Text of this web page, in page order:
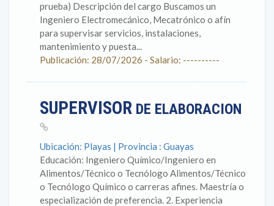
prueba) Descripción del cargo Buscamos un
Ingeniero Electromecánico, Mecatrónico o afín
para supervisar servicios, instalaciones,
mantenimiento y puesta...
Publicación: 28/07/2026 - Salario: ----------
SUPERVISOR DE ELABORACION
Ubicación: Playas | Provincia : Guayas
Educación: Ingeniero Químico/Ingeniero en
Alimentos/Técnico o Tecnólogo Alimentos/Técnico
o Tecnólogo Químico o carreras afines. Maestría o
especialización de preferencia. 2. Experiencia